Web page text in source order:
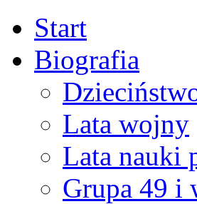
Start
Biografia
Lata wojny
Lata nauki
Grupa 49 i